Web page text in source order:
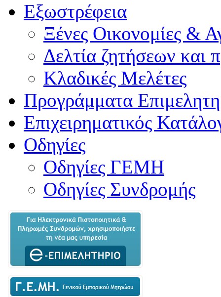
Εξωστρέφεια
Ξένες Οικονομίες &
Δελτία ζητήσεων
Κλαδικές Μελέτες
Προγράμματα
Επιχειρηματικός
Οδηγίες
Οδηγίες ΓΕΜΗ
Οδηγίες Συνδρομής